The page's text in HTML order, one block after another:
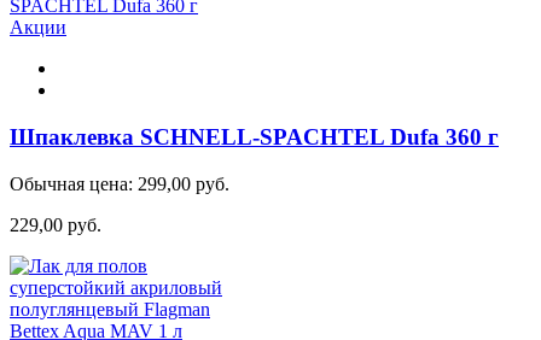
Акции
Шпаклевка SCHNELL-SPACHTEL Dufa 360 г
Обычная цена: 299,00 руб.
229,00 руб.